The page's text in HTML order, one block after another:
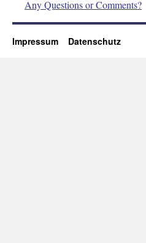
Any Questions or Comments?
Impressum Datenschutz